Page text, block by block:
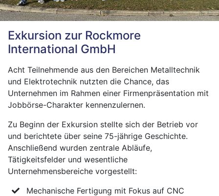
Exkursion zur Rockmore
International GmbH
Acht Teilnehmende aus den Bereichen Metalltechnik
und Elektrotechnik nutzten die Chance, das
Unternehmen im Rahmen einer Firmenpräsentation mit
Jobbörse-Charakter kennenzulernen.
Zu Beginn der Exkursion stellte sich der Betrieb vor
und berichtete über seine 75-jährige Geschichte.
Anschließend wurden zentrale Abläufe,
Tätigkeitsfelder und wesentliche
Unternehmensbereiche vorgestellt:
Mechanische Fertigung mit Fokus auf CNC